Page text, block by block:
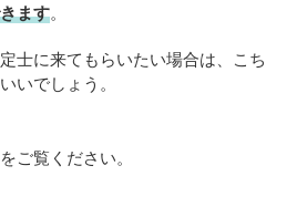
ます。
士に来てもらいたい場合は、こち
いでしょう。
ご覧ください。